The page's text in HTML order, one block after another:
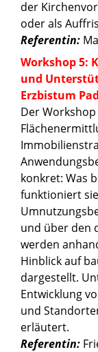
der
oder als
Referentin:
Workshop 5:
und
Erzbistum
Der
konkret: Was
funktioniert
und über den
werden
Hinblick auf
dargestellt.
Entwicklung
und
erläutert.
Referentin: